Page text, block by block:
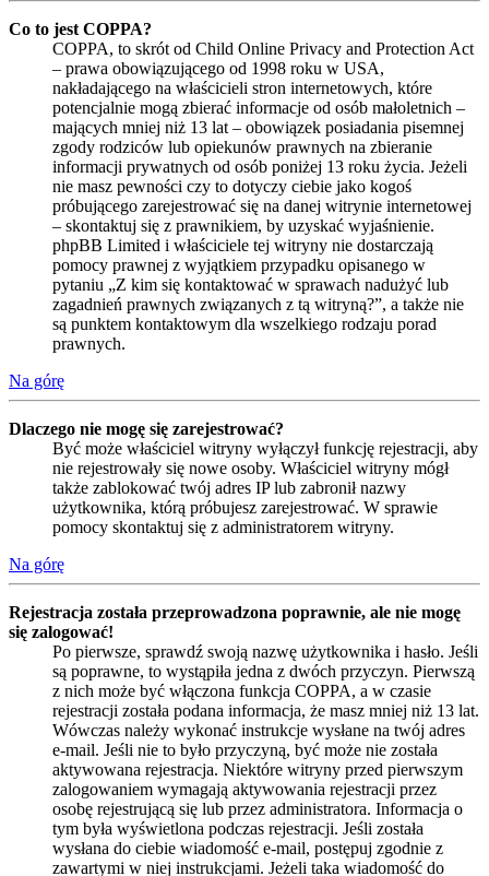
Co to jest COPPA?
COPPA, to skrót od Child Online Privacy and Protection Act
– prawa obowiązującego od 1998 roku w USA,
nakładającego na właścicieli stron internetowych, które
potencjalnie mogą zbierać informacje od osób małoletnich –
mających mniej niż 13 lat – obowiązek posiadania pisemnej
zgody rodziców lub opiekunów prawnych na zbieranie
informacji prywatnych od osób poniżej 13 roku życia. Jeżeli
nie masz pewności czy to dotyczy ciebie jako kogoś
próbującego zarejestrować się na danej witrynie internetowej
– skontaktuj się z prawnikiem, by uzyskać wyjaśnienie.
phpBB Limited i właściciele tej witryny nie dostarczają
pomocy prawnej z wyjątkiem przypadku opisanego w
pytaniu „Z kim się kontaktować w sprawach nadużyć lub
zagadnień prawnych związanych z tą witryną?”, a także nie
są punktem kontaktowym dla wszelkiego rodzaju porad
prawnych.
Na górę
Dlaczego nie mogę się zarejestrować?
Być może właściciel witryny wyłączył funkcję rejestracji, aby
nie rejestrowały się nowe osoby. Właściciel witryny mógł
także zablokować twój adres IP lub zabronił nazwy
użytkownika, którą próbujesz zarejestrować. W sprawie
pomocy skontaktuj się z administratorem witryny.
Na górę
Rejestracja została przeprowadzona poprawnie, ale nie mogę
się zalogować!
Po pierwsze, sprawdź swoją nazwę użytkownika i hasło. Jeśli
są poprawne, to wystąpiła jedna z dwóch przyczyn. Pierwszą
z nich może być włączona funkcja COPPA, a w czasie
rejestracji została podana informacja, że masz mniej niż 13 lat.
Wówczas należy wykonać instrukcje wysłane na twój adres
e-mail. Jeśli nie to było przyczyną, być może nie została
aktywowana rejestracja. Niektóre witryny przed pierwszym
zalogowaniem wymagają aktywowania rejestracji przez
osobę rejestrującą się lub przez administratora. Informacja o
tym była wyświetlona podczas rejestracji. Jeśli została
wysłana do ciebie wiadomość e-mail, postępuj zgodnie z
zawartymi w niej instrukcjami. Jeżeli taka wiadomość do